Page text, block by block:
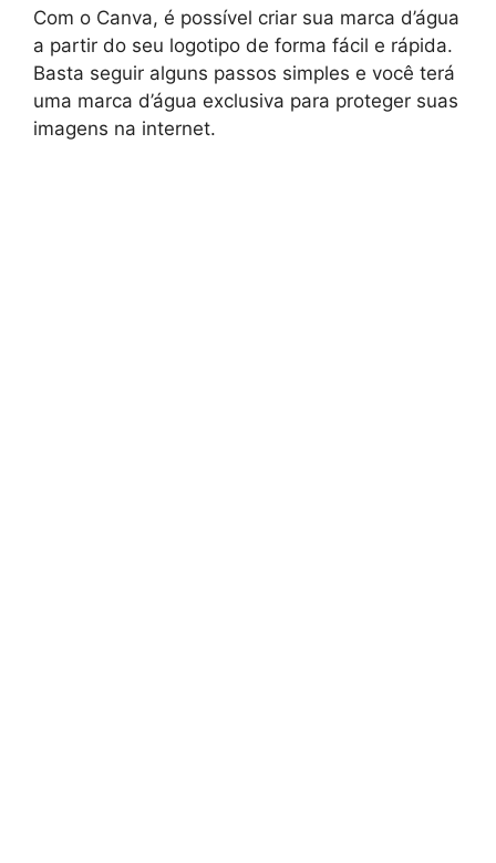
Com o Canva, é possível criar sua marca d’água
a partir do seu logotipo de forma fácil e rápida.
Basta seguir alguns passos simples e você terá
uma marca d’água exclusiva para proteger suas
imagens na internet.